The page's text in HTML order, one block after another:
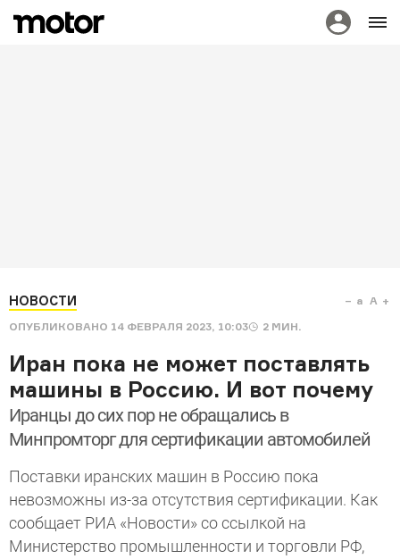
НОВОСТИ
ОПУБЛИКОВАНО 14 ФЕВРАЛЯ 2023, 10:03 2 МИН.
a A
Иран пока не может поставлять
машины в Россию. И вот почему
Иранцы до сих пор не обращались в
Минпромторг для сертификации автомобилей
Поставки иранских машин в Россию пока
невозможны из-за отсутствия сертификации. Как
сообщает РИА «Новости» со ссылкой на
Министерство промышленности и торговли РФ,